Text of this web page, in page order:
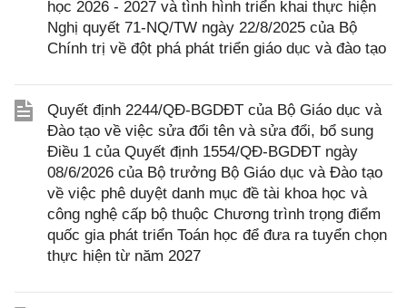
học 2026 - 2027 và tình hình triển khai thực hiện
Nghị quyết 71-NQ/TW ngày 22/8/2025 của Bộ
Chính trị về đột phá phát triển giáo dục và đào tạo
Quyết định 2244/QĐ-BGDĐT của Bộ Giáo dục và
Đào tạo về việc sửa đổi tên và sửa đổi, bổ sung
Điều 1 của Quyết định 1554/QĐ-BGDĐT ngày
08/6/2026 của Bộ trưởng Bộ Giáo dục và Đào tạo
về việc phê duyệt danh mục đề tài khoa học và
công nghệ cấp bộ thuộc Chương trình trọng điểm
quốc gia phát triển Toán học để đưa ra tuyển chọn
thực hiện từ năm 2027